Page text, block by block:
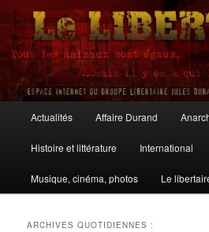
Aller
contenu
principal
Aller
contenu
secondaire
Le Libertaire
principal
Actualités Affaire Durand
Histoire et littérature International
Musique, cinéma, photos Le
ARCHIVES QUOTIDIENNES :